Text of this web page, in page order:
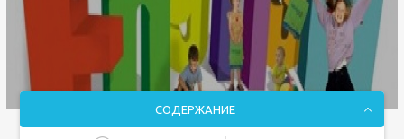
СОДЕРЖАНИЕ